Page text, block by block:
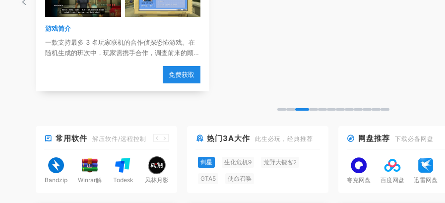
游戏简介
一款支持最多 3 名玩家联机的合作侦探恐怖游戏。在
随机生成的班次中，玩家需携手合作，调查前来的顾
们就得被迫封堵门窗、设置陷阱并躲藏起来。免费获取
常用软件 解压软件/远程控制
Bandzip
Winrar解
Todesk 风林月影
热门3A大作 此生必玩，经典推荐
剑星 生化危机9 荒野大镖客2
GTA5 使命召唤
网盘推荐 下载必备网盘
夸克网盘 百度网盘 迅雷网盘